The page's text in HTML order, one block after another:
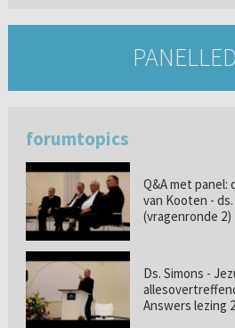
forumtopics
Q&A met panel:
van Kooten -
(vragenronde 2)
Ds. Simons -
Answers lezing